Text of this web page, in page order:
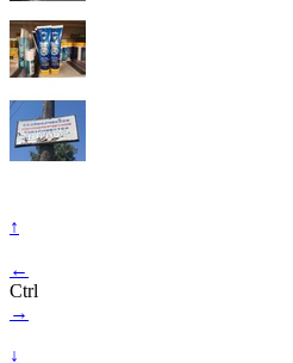
↑
←
Ctrl
→
↓